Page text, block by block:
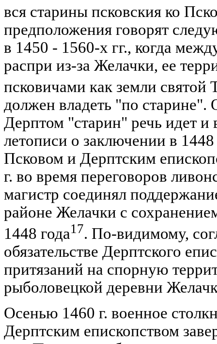
вся старины псковския ко
предположения говорят
в 1450 - 1560-х гг., когда
распри из-за Желачки, ее
псковичами как земли святой
должен владеть "по старине".
Дерптом "старин" речь идет и
летописи о заключении в
Псковом и Дерптским
г. во время переговоров
магистр соединял
районе Желачки с
1448 года17. По-видимому,
обязательстве Дерптского
притязаний на спорную
рыболовецкой деревни
Осенью 1460 г. военное
Дерптским епископством